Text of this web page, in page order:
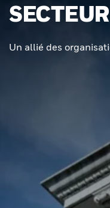
Un allié des